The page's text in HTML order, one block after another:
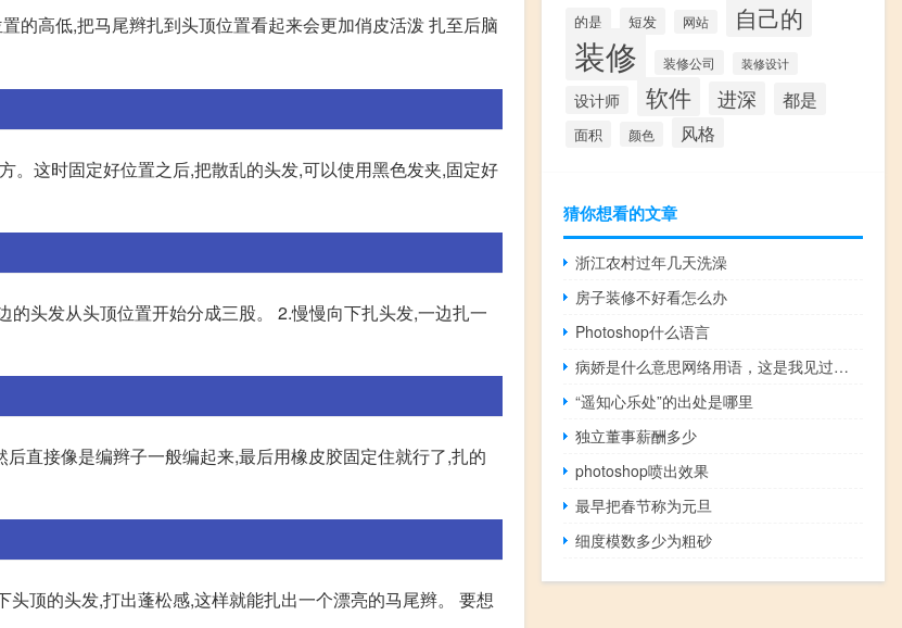
的高低,把马尾辫扎到头顶位置看起来会更加俏皮活泼 扎至后脑
。这时固定好位置之后,把散乱的头发,可以使用黑色发夹,固定好
头发从头顶位置开始分成三股。 2.慢慢向下扎头发,一边扎一
直接像是编辫子一般编起来,最后用橡皮胶固定住就行了,扎的
顶的头发,打出蓬松感,这样就能扎出一个漂亮的马尾辫。 要想
的是 短发 网站 自己的
装修 装修公司 装修设计
设计师 软件 进深 都是
面积 颜色 风格
猜你想看的文章
浙江农村过年几天洗澡
房子装修不好看怎么办
Photoshop什么语言
病娇是什么意思网络用语，这是我见过最通俗的解释了什么梗
“遥知心乐处”的出处是哪里
独立董事薪酬多少
photoshop喷出效果
最早把春节称为元旦
细度模数多少为粗砂